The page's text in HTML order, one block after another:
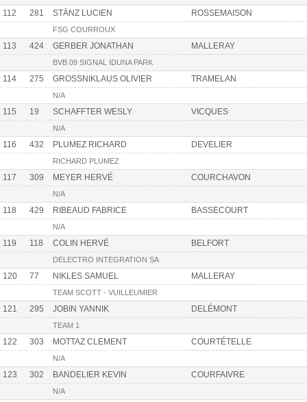
112 281 STÄNZ LUCIEN ROSSEMAISON
FSG COURROUX
113 424 GERBER JONATHAN MALLERAY
BVB 09 SIGNAL IDUNA PARK
114 275 GROSSNIKLAUS OLIVIER TRAMELAN
N/A
115 19 SCHAFFTER WESLY VICQUES
N/A
116 432 PLUMEZ RICHARD DEVELIER
RICHARD PLUMEZ
117 309 MEYER HERVÉ COURCHAVON
N/A
118 429 RIBEAUD FABRICE BASSECOURT
N/A
119 118 COLIN HERVÉ BELFORT
DELECTRO INTEGRATION SA
120 77 NIKLES SAMUEL MALLERAY
TEAM SCOTT - VUILLEUMIER
121 295 JOBIN YANNIK DELÉMONT
TEAM 1
122 303 MOTTAZ CLEMENT COURTÉTELLE
N/A
123 302 BANDELIER KEVIN COURFAIVRE
N/A